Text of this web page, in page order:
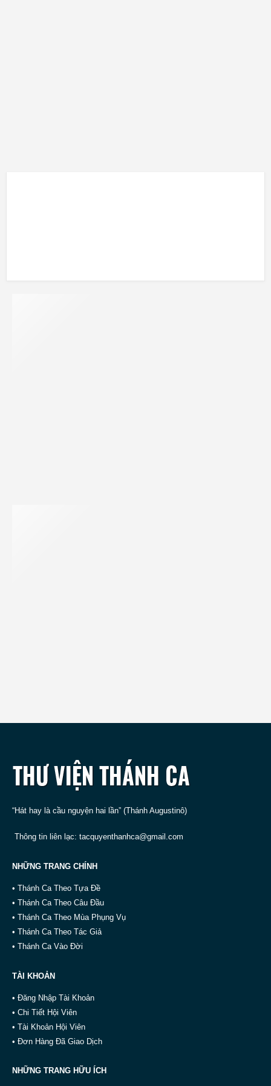
“Hát hay là cầu nguyện hai lần” (Thánh Augustinô)
Thông tin liên lạc: tacquyenthanhca@gmail.com
NHỮNG TRANG CHÍNH
• Thánh Ca Theo Tựa Đề
• Thánh Ca Theo Câu Đầu
• Thánh Ca Theo Mùa Phụng Vụ
• Thánh Ca Theo Tác Giả
• Thánh Ca Vào Đời
TÀI KHOẢN
• Đăng Nhập Tài Khoản
• Chi Tiết Hội Viên
• Tài Khoản Hội Viên
• Đơn Hàng Đã Giao Dịch
NHỮNG TRANG HỮU ÍCH